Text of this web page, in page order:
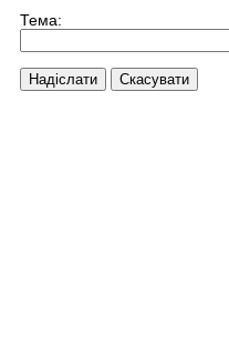
Тема:
Надіслати Скасувати